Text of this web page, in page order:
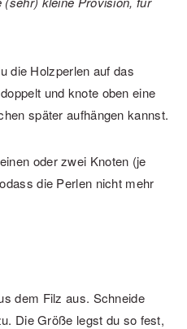
die Holzperlen auf das
und knote oben eine
später aufhängen kannst.
oder zwei Knoten (je
die Perlen nicht mehr
dem Filz aus. Schneide
Die Größe legst du so fest,